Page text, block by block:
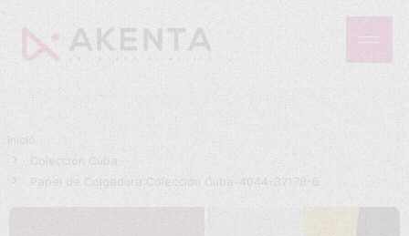
Inicio
Colección Cuba
Papel de Colgadura Colección Cuba-4044-37178-6